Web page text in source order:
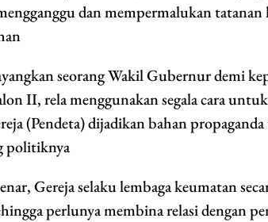
dan mempermalukan
seorang Wakil Gubernur demi
II, rela menggunakan segala cara
(Pendeta) dijadikan bahan
politiknya
Gereja selaku lembaga keumatan
perlunya membina relasi dengan